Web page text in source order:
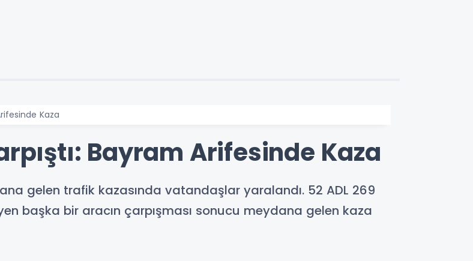
Kaza
Bayram Arifesinde Kaza
gelen trafik kazasında vatandaşlar yaralandı. 52 ADL 269
başka bir aracın çarpışması sonucu meydana gelen kaza